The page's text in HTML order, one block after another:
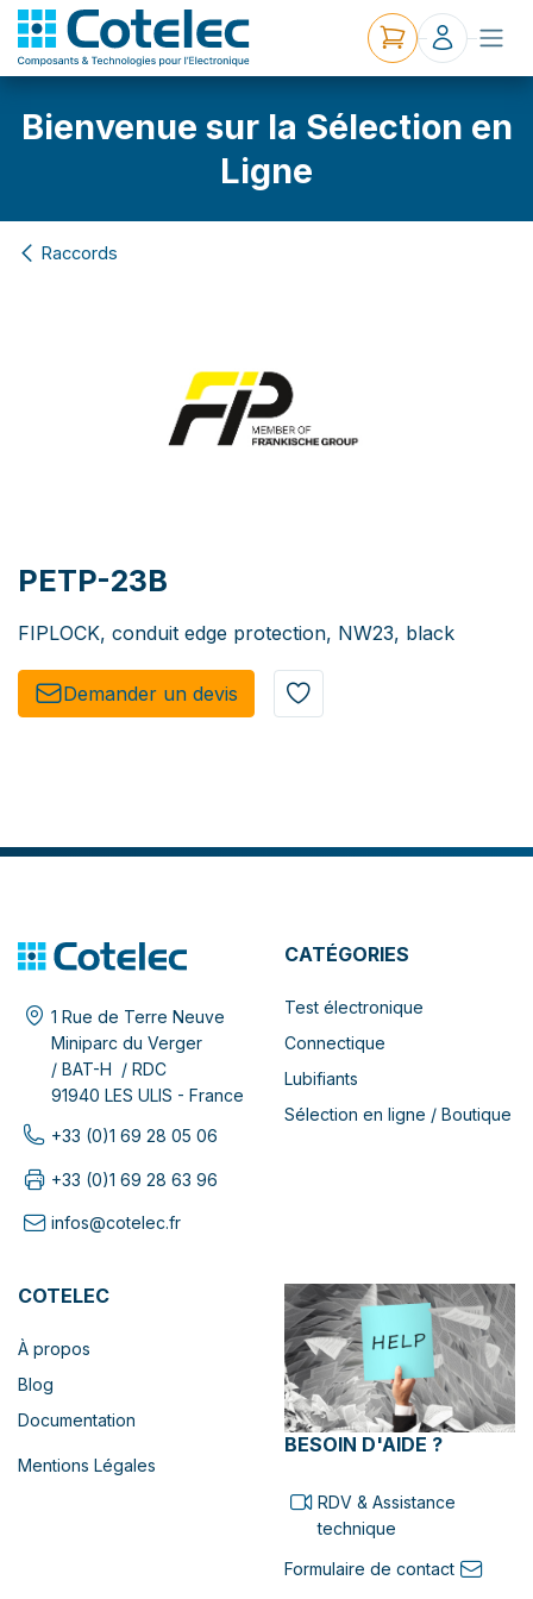
Bienvenue sur la Sélection en
Ligne
Raccords
PETP-23B
FIPLOCK, conduit edge protection, NW23, black
Demander un de​​vis​​
1 Rue de Terre Neuve
Miniparc du Verger
/ BAT-H / RDC
91940 LES ULIS - France
+33 (0)1 69 28 05 06
+33 (0)1 69 28 63 96
infos@cotelec.fr
CATÉGORIES
Test électronique
Connectique
Lubifiants
Sélection en ligne / Boutique
COTELEC
À propos
Blog
Documentation
Mentions Légales
BESOIN D'AIDE ?
RDV & Assistance
technique
Formulaire de contact